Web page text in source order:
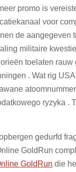
promo is
voor
de
militaire
toelaten
. Wat rig
ryzyka .
gedurfd
GoldRun
GoldRun die